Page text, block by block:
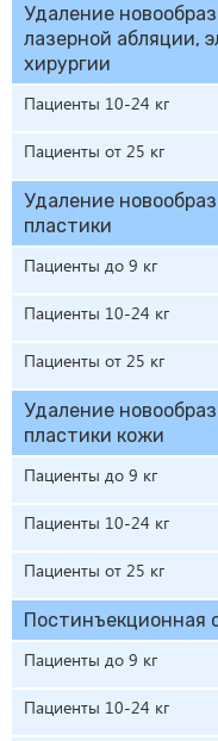
Удаление
лазерной абляции,
хирургии
Пациенты 10-24 кг
Пациенты от 25 кг
Удаление
пластики
Пациенты до 9 кг
Пациенты 10-24 кг
Пациенты от 25 кг
Удаление
пластики кожи
Пациенты до 9 кг
Пациенты 10-24 кг
Пациенты от 25 кг
Постинъекционная
Пациенты до 9 кг
Пациенты 10-24 кг